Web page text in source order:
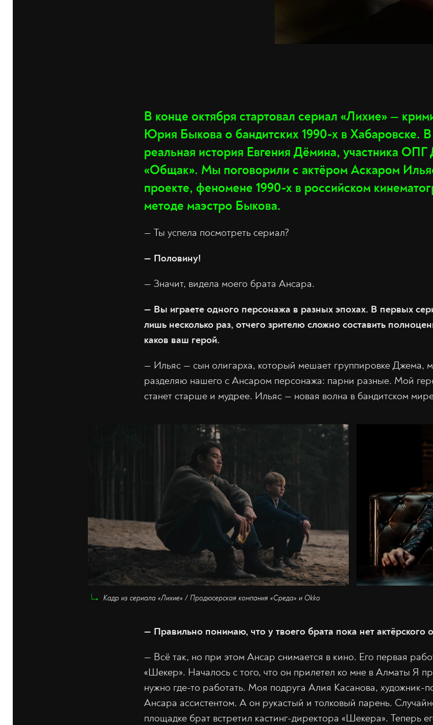
В конце октября стартовал сериал «Лихие» —
Юрия Быкова о бандитских 1990-х в Хабаровске.
реальная история Евгения Дёмина, участника ОПГ
«Общак». Мы поговорили с актёром Аскаром
проекте, феномене 1990-х в российском
методе маэстро Быкова.
— Ты успела посмотреть сериал?
— Половину!
— Значит, видела моего брата Ансара.
— Вы играете одного персонажа в разных эпохах. В первых
лишь несколько раз, отчего зрителю сложно составить
каков ваш герой.
— Ильяс — сын олигарха, который мешает группировке Джема,
разделяю нашего с Ансаром персонажа: парни разные. Мой
станет старше и мудрее. Ильяс — новая волна в бандитском
Кадр из сериала «Лихие» / Продюсерская компания «Среда» и Okko
— Правильно понимаю, что у твоего брата пока нет актёрского
— Всё так, но при этом Ансар снимается в кино. Его первая
«Шекер». Началось с того, что он прилетел ко мне в Алматы Я
нужно где-то работать. Моя подруга Алия Касанова, художник-
Ансара ассистентом. А он рукастый и толковый парень.
площадке брат встретил кастинг-директора «Шекера». Теперь